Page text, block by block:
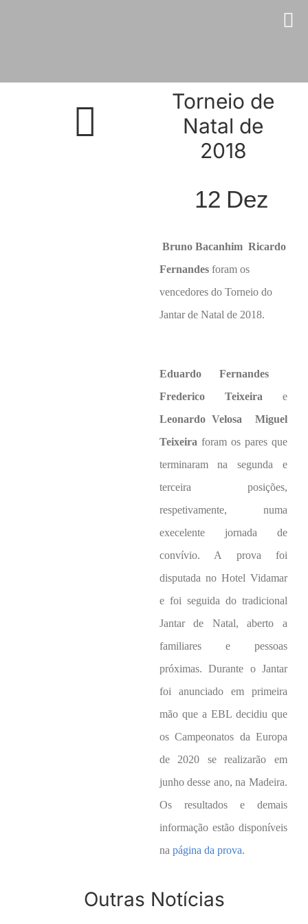
Torneio de
Natal de
2018
12 Dez
Bruno Bacanhim  Ricardo
Fernandesforam os
vencedores do Torneio do
Jantar de Natal de 2018.
Eduardo Fernandes 
Frederico Teixeirae
Leonardo Velosa  Miguel
Teixeira foram os pares que
terminaram na segunda e
terceira posições,
respetivamente, numa
execelente jornada de
convívio. A prova foi
disputada no Hotel Vidamar
e foi seguida do tradicional
Jantar de Natal, aberto a
familiares e pessoas
próximas. Durante o Jantar
foi anunciado em primeira
mão que a EBL decidiu que
os Campeonatos da Europa
de 2020 se realizarão em
junho desse ano, na Madeira.
Os resultados e demais
informação estão disponíveis
na página da prova.
Outras Notícias
REGIONAL
CAMPEONATO